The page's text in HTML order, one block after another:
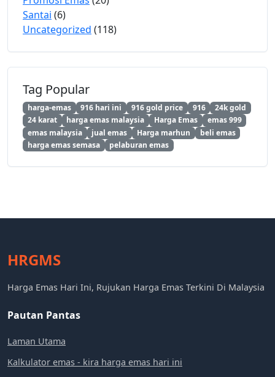
Santai (6)
Uncategorized (118)
Tag Popular
harga-emas 916 hari ini 916 gold price 916
24k gold
24 karat
harga emas malaysia Harga Emas
emas 999
emas malaysia
jual emas Harga marhun
beli emas
harga emas semasa
pelaburan emas
HRGMS
Harga Emas Hari Ini, Rujukan Harga Emas Terkini Di Malaysia
Pautan Pantas
Laman Utama
Kalkulator emas - kira harga emas hari ini